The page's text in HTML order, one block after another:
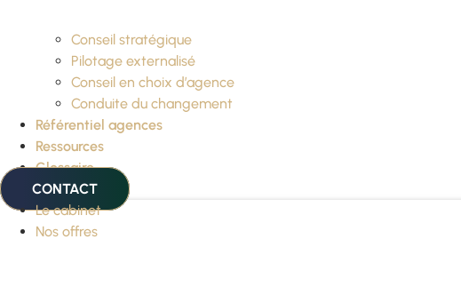
Conseil stratégique
Pilotage externalisé
Conseil en choix d’agence
Conduite du changement
Référentiel agences
Ressources
Glossaire
CONTACT
Le cabinet
Nos offres